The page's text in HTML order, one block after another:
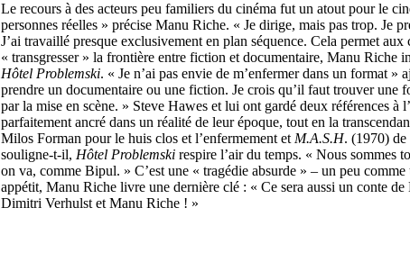
Le recours à des acteurs peu familiers du cinéma fut un atout pour le
personnes réelles » précise Manu Riche. « Je dirige, mais pas trop. Je
J’ai travaillé presque exclusivement en plan séquence. Cela permet
« transgresser » la frontière entre fiction et documentaire, Manu Riche
Hôtel Problemski. « Je n’ai pas envie de m’enfermer dans un format
prendre un documentaire ou une fiction. Je crois qu’il faut trouver une
par la mise en scène. » Steve Hawes et lui ont gardé deux références
parfaitement ancré dans un réalité de leur époque, tout en la
Milos Forman pour le huis clos et l’enfermement etM.A.S.H. (1970) de
souligne-t-il, Hôtel Problemskirespire l’air du temps. « Nous sommes
on va, comme Bipul. » C’est une « tragédie absurde » – un peu
appétit, Manu Riche livre une dernière clé : « Ce sera aussi un conte
Dimitri Verhulst et Manu Riche ! »